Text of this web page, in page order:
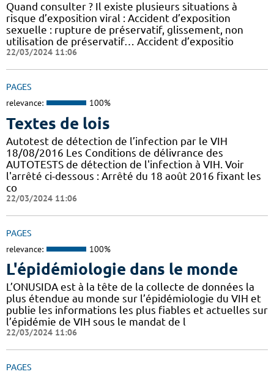
Quand consulter ? Il existe plusieurs situations à
risque d’exposition viral : Accident d’exposition
sexuelle : rupture de préservatif, glissement, non
utilisation de préservatif… Accident d’expositio
22/03/2024 11:06
PAGES
relevance: 100%
Textes de lois
Autotest de détection de l’infection par le VIH
18/08/2016 Les Conditions de délivrance des
AUTOTESTS de détection de l'infection à VIH. Voir
l'arrêté ci-dessous : Arrêté du 18 août 2016 fixant les
co
22/03/2024 11:06
PAGES
relevance: 100%
L'épidémiologie dans le monde
L’ONUSIDA est à la tête de la collecte de données la
plus étendue au monde sur l’épidémiologie du VIH et
publie les informations les plus fiables et actuelles sur
l’épidémie de VIH sous le mandat de l
22/03/2024 11:06
PAGES